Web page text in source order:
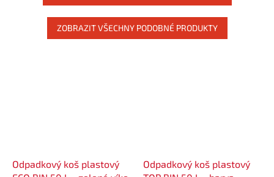
ZOBRAZIT VŠECHNY PODOBNÉ PRODUKTY
Odpadkový koš plastový
Odpadkový koš plastový